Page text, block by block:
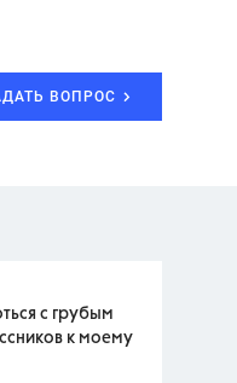
ВОПРОС
с грубым
к моему